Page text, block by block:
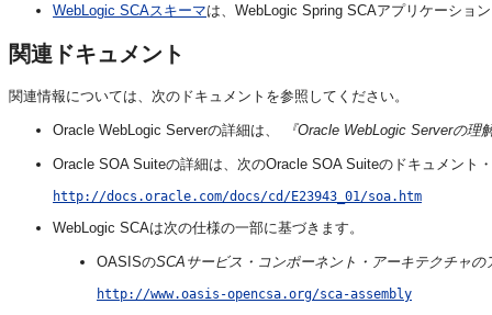
WebLogic SCAスキーマは、WebLogic Spring SCAアプリケーショ
関連ドキュメント
関連情報については、次のドキュメントを参照してください。
Oracle WebLogic Serverの詳細は、 『Oracle WebLogic Serverの理
Oracle SOA Suiteの詳細は、次のOracle SOA Suiteのドキュメント
http://docs.oracle.com/docs/cd/E23943_01/soa.htm
WebLogic SCAは次の仕様の一部に基づきます。
OASISのSCAサービス・コンポーネント・アーキテクチャの
http://www.oasis-opencsa.org/sca-assembly